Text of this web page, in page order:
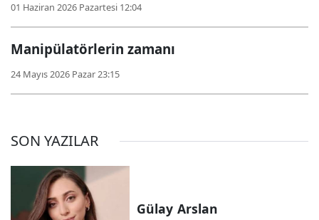
01 Haziran 2026 Pazartesi 12:04
Manipülatörlerin zamanı
24 Mayıs 2026 Pazar 23:15
SON YAZILAR
Gülay Arslan